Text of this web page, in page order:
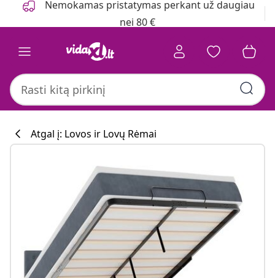
Nemokamas pristatymas perkant už daugiau
nei 80 €
Atgal į: Lovos ir Lovų Rėmai